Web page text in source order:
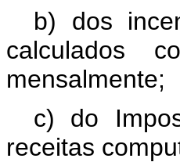
b) dos
calculados
mensalmente;
c) do
receitas